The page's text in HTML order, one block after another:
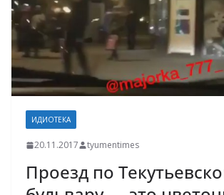
ИДИОТЕКА
20.11.2017 tyumentimes
Проезд по